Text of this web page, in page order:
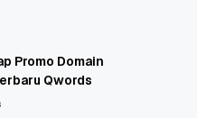
Promo Domain
Qwords